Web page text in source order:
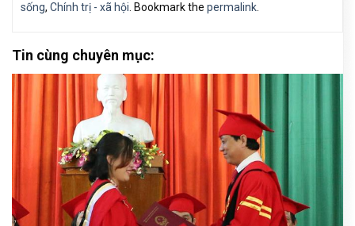
sống, Chính trị - xã hội. Bookmark the permalink.
Tin cùng chuyên mục: